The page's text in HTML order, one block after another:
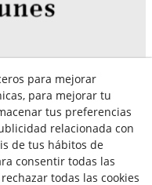
para mejorar
para mejorar tu
tus preferencias
relacionada con
de tus hábitos de
consentir todas las
todas las cookies